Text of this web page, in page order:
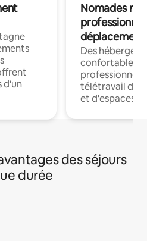
d'un
Nomades
déplacement
Des
confortables
professionnels
télétravail
et d'espaces
des séjours
durée